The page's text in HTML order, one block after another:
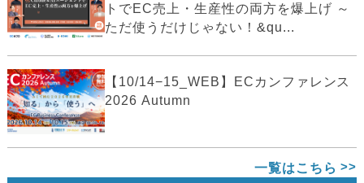
トでEC売上・生産性の両方を爆上げ ～
ただ使うだけじゃない！&qu...
【10/14−15_WEB】ECカンファレンス
2026 Autumn
一覧はこちら